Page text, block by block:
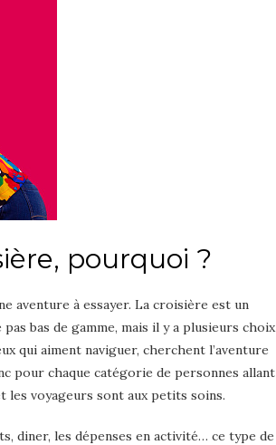
pourquoi ?
aventure à essayer. La croisière est un
bas de gamme, mais il y a plusieurs choix
qui aiment naviguer, cherchent l’aventure
pour chaque catégorie de personnes allant
les voyageurs sont aux petits soins.
diner, les dépenses en activité… ce type de